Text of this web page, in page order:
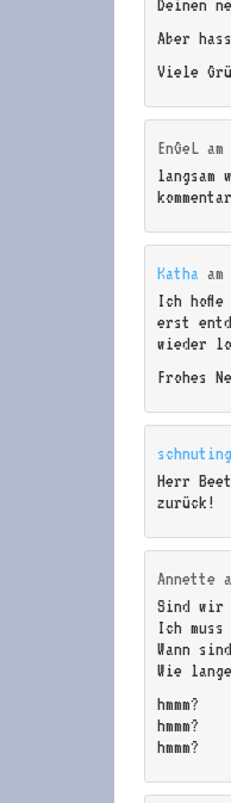
Deinen
Aber
Viele
EnGeL am
Katha am
Ich
erst
wieder
Frohes
Herr
zurück!
Annette
Sind wir
Ich
Wann
Wie
hmmm?
hmmm?
hmmm?